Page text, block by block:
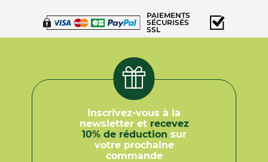
PAIEMENTS
SÉCURISÉS
SSL
Inscrivez-vous à la
newsletter etrecevez
10% de réduction sur
votre prochaine
commande